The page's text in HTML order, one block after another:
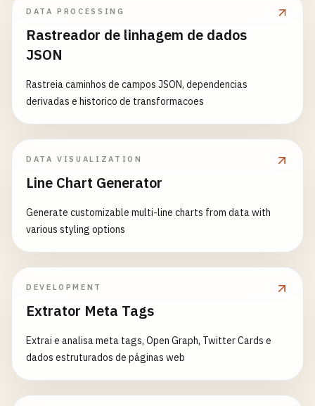
DATA PROCESSING
Rastreador de linhagem de dados
JSON
Rastreia caminhos de campos JSON, dependencias
derivadas e historico de transformacoes
DATA VISUALIZATION
Line Chart Generator
Generate customizable multi-line charts from data with
various styling options
DEVELOPMENT
Extrator Meta Tags
Extrai e analisa meta tags, Open Graph, Twitter Cards e
dados estruturados de páginas web